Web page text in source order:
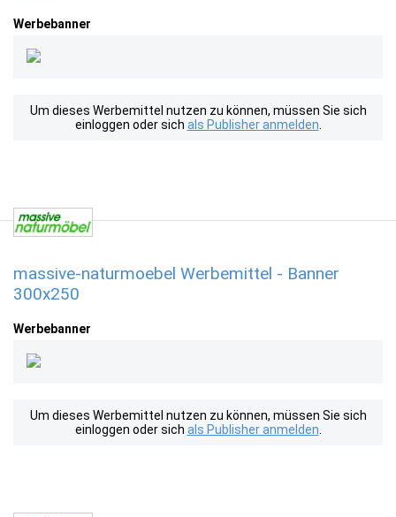
Werbebanner
Um dieses Werbemittel nutzen zu können, müssen Sie sich
einloggen oder sich als Publisher anmelden
massive-naturmoebel Werbemittel - Banner
300x250
Werbebanner
Um dieses Werbemittel nutzen zu können, müssen Sie sich
einloggen oder sich als Publisher anmelden